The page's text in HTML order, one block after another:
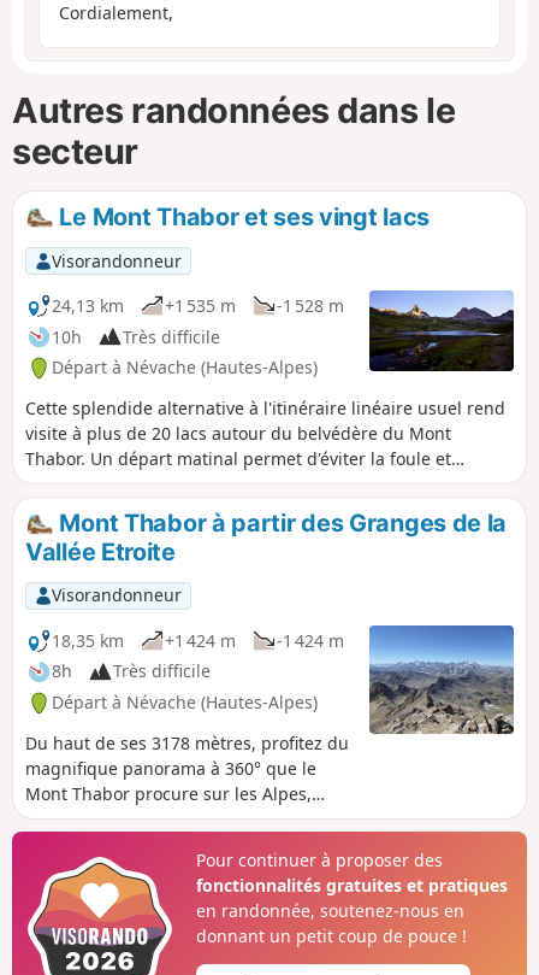
Cordialement,
Autres randonnées dans le
secteur
Le Mont Thabor et ses vingt lacs
Visorandonneur
24,13 km
+1 535 m
-1 528 m
10h
Très difficile
Départ à Névache (Hautes-Alpes)
Cette splendide alternative à l'itinéraire linéaire usuel rend
visite à plus de 20 lacs autour du belvédère du Mont
Thabor. Un départ matinal permet d'éviter la foule et
profiter des multiples levers de soleil derrière les sommets.
Une petite partie de la randonnée s'effectue à vue, hors
sentier, mais l'orientation est facile.
Mont Thabor à partir des Granges de la
Vallée Etroite
Visorandonneur
18,35 km
+1 424 m
-1 424 m
8h
Très difficile
Départ à Névache (Hautes-Alpes)
Du haut de ses 3178 mètres, profitez du
magnifique panorama à 360° que le
Mont Thabor procure sur les Alpes,
ainsi que sa petite chapelle Notre-Dame
Pour continuer à proposer des
fonctionnalités gratuites et pratiques
en randonnée, soutenez-nous en
donnant un petit coup de pouce !